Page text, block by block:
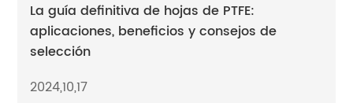
La guía definitiva de hojas de PTFE:
aplicaciones, beneficios y consejos de
selección
2024,10,17